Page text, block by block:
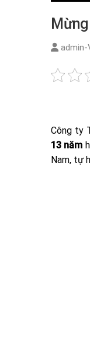
admin-
Công ty
13 năm
Nam, tự